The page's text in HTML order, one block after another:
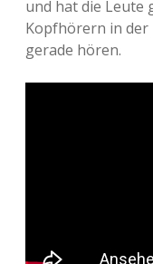
und hat die Leute
Kopfhörern in der
gerade hören.